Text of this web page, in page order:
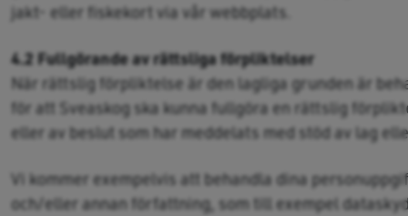
jakt- eller fiskekort via vår webbplats.
4.2 Fullgörande av rättsliga förpliktelser
När rättslig förpliktelse är den lagliga grunden är
för att Sveaskog ska kunna fullgöra en rättslig
eller av beslut som har meddelats med stöd av lag
Vi kommer exempelvis att behandla dina
och/eller annan författning, som till exempel